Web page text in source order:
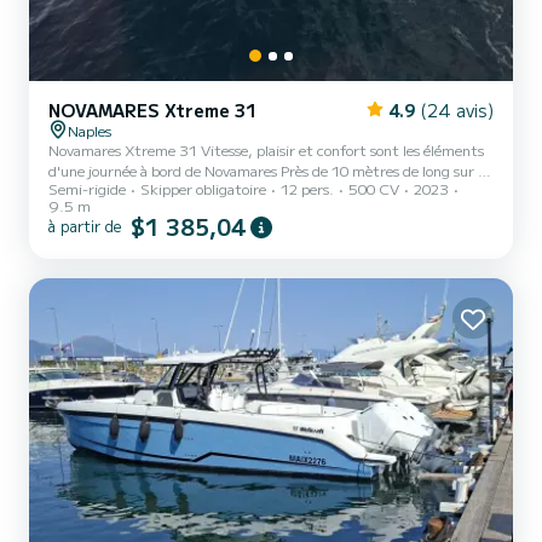
NOVAMARES Xtreme 31 4.9 (24 avis)
Naples
Novamares Xtreme 31 Vitesse, plaisir et confort sont les éléments
d'une journée à bord de Novamares Près de 10 mètres de long sur 4
mètres de large, il offre de l'espace aux invités qui pourront profiter
du plein soleil, sur la proue très confortable, et se détendre, dans le
grand cockpit arrière. Vestiaire, douche et toilettes sont inclus
Semi-rigide Skipper obligatoire 12 pers. 500 CV
2023
9.5 m
à partir de $1 385,04